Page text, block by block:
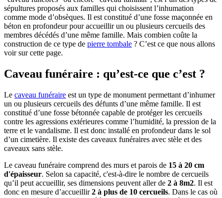
sépultures proposés aux familles qui choisissent l’inhumation
comme mode d’obsèques. Il est constitué d’une fosse maçonnée en
béton en profondeur pour accueillir un ou plusieurs cercueils des
membres décédés d’une même famille. Mais combien coûte la
construction de ce type de pierre tombale ? C’est ce que nous allons
voir sur cette page.
Caveau funéraire : qu’est-ce que c’est ?
Le caveau funéraire est un type de monument permettant d’inhumer
un ou plusieurs cercueils des défunts d’une même famille. Il est
constitué d’une fosse bétonnée capable de protéger les cercueils
contre les agressions extérieures comme l’humidité, la pression de la
terre et le vandalisme. Il est donc installé en profondeur dans le sol
d’un cimetière. Il existe des caveaux funéraires avec stèle et des
caveaux sans stèle.
Le caveau funéraire comprend des murs et parois de 15 à 20 cm
d'épaisseur. Selon sa capacité, c'est-à-dire le nombre de cercueils
qu’il peut accueillir, ses dimensions peuvent aller de 2 à 8m2. Il est
donc en mesure d’accueillir2 à plus de 10 cercueils. Dans le cas où